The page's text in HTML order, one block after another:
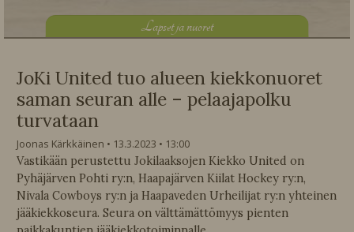
Lapset ja nuoret
JoKi United tuo alueen kiekkonuoret
saman seuran alle – pelaajapolku
turvataan
Joonas Kärkkäinen 13.3.2023
13:00
Vastikään perustettu Jokilaaksojen Kiekko United on
Pyhäjärven Pohti ry:n, Haapajärven Kiilat Hockey ry:n,
Nivala Cowboys ry:n ja Haapaveden Urheilijat ry:n yhteinen
jääkiekkoseura. Seura on välttämättömyys pienten